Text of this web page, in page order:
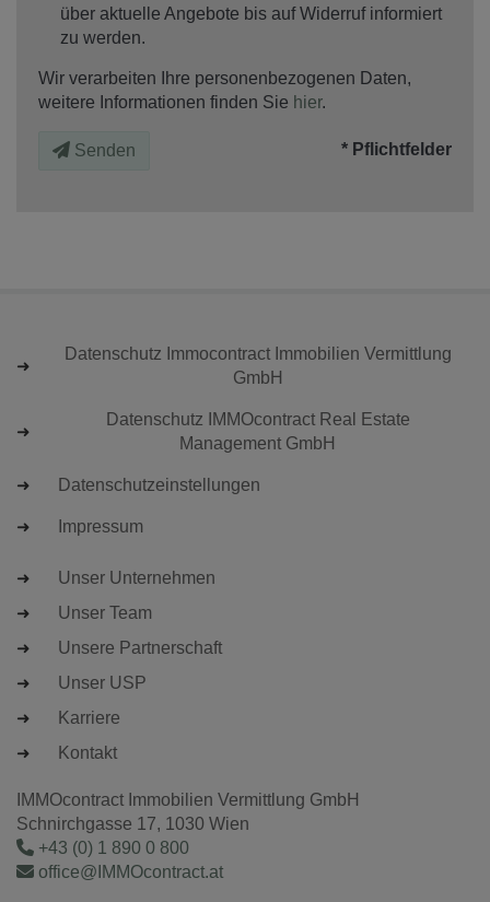
über aktuelle Angebote bis auf Widerruf informiert
zu werden.
Wir verarbeiten Ihre personenbezogenen Daten,
weitere Informationen finden Sie hier.
Senden * Pflichtfelder
Datenschutz Immocontract Immobilien Vermittlung
GmbH
Datenschutz IMMOcontract Real Estate
Management GmbH
Datenschutzeinstellungen
Impressum
Unser Unternehmen
Unser Team
Unsere Partnerschaft
Unser USP
Karriere
Kontakt
IMMOcontract Immobilien Vermittlung GmbH
Schnirchgasse 17, 1030 Wien
+43 (0) 1 890 0 800
office@IMMOcontract.at